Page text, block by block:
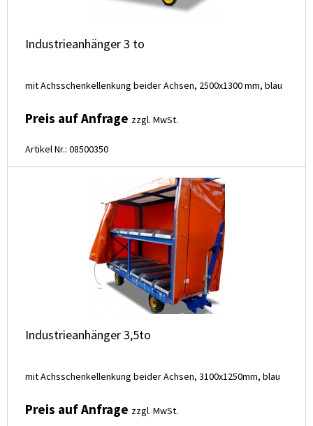
Industrieanhänger 3 to
mit Achsschenkellenkung beider Achsen, 2500x1300 mm, blau
Preis auf Anfrage zzgl. MwSt.
Artikel Nr.: 08500350
Industrieanhänger 3,5to
mit Achsschenkellenkung beider Achsen, 3100x1250mm, blau
Preis auf Anfrage zzgl. MwSt.